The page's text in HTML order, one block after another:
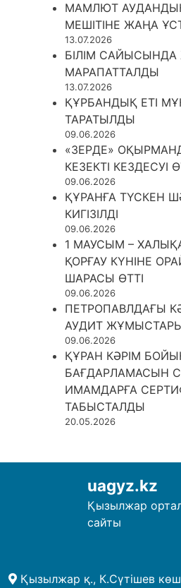
МАМЛЮТ АУДАНДЫҚ
МЕШІТІНЕ ЖАҢА
13.07.2026
БІЛІМ САЙЫСЫНДА
МАРАПАТТАЛДЫ
13.07.2026
ҚҰРБАНДЫҚ ЕТІ
ТАРАТЫЛДЫ
09.06.2026
«ЗЕРДЕ»
КЕЗЕКТІ КЕЗДЕСУІ
09.06.2026
ҚҰРАНҒА ТҮСКЕН
КИГІЗІЛДІ
09.06.2026
1 МАУСЫМ –
ҚОРҒАУ КҮНІНЕ
ШАРАСЫ ӨТТІ
09.06.2026
ПЕТРОПАВЛДАҒЫ
АУДИТ ЖҰМЫСТАРЫ
09.06.2026
ҚҰРАН КӘРІМ
БАҒДАРЛАМАСЫН
ИМАМДАРҒА
ТАБЫСТАЛДЫ
20.05.2026
uagyz.kz
Қызылжар
сайты
Қызылжар қ., К.Сүтішев